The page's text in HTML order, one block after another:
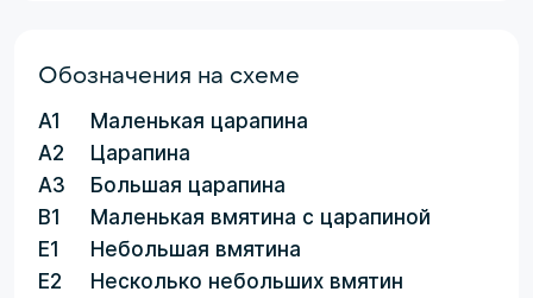
Обозначения на схеме
A1
Маленькая царапина
A2
Царапина
A3
Большая царапина
B1
Маленькая вмятина с царапиной
E1
Небольшая вмятина
E2
Несколько небольших вмятин